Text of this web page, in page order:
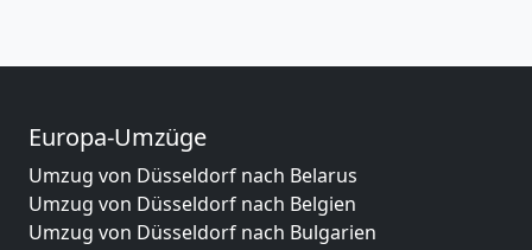
Europa-Umzüge
Umzug von Düsseldorf nach Belarus
Umzug von Düsseldorf nach Belgien
Umzug von Düsseldorf nach Bulgarien